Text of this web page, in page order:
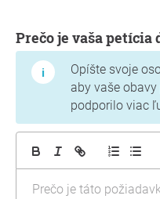
Prečo je vaša
Opíšte svoje
aby vaše
podporilo viac